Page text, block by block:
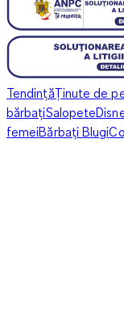
TendințăȚinute de
bărbațiSalopete
femeiBărbați Blugi